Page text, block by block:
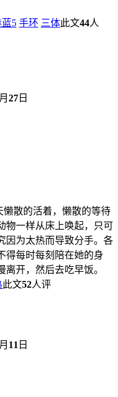
蓝5 手环 三体此文44人
月 27 日
懒散的活着，懒散的等待
物一样从床上唤起，只可
因为太热而导致分手。各
得每时每刻陪在她的身
开，然后去吃早饭。
此文52人评
月 11 日